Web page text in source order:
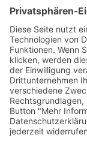
Kitas
Über uns
Team
Für Eltern
Kita-